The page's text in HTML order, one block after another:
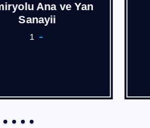
Ana ve Yan
Sanayii